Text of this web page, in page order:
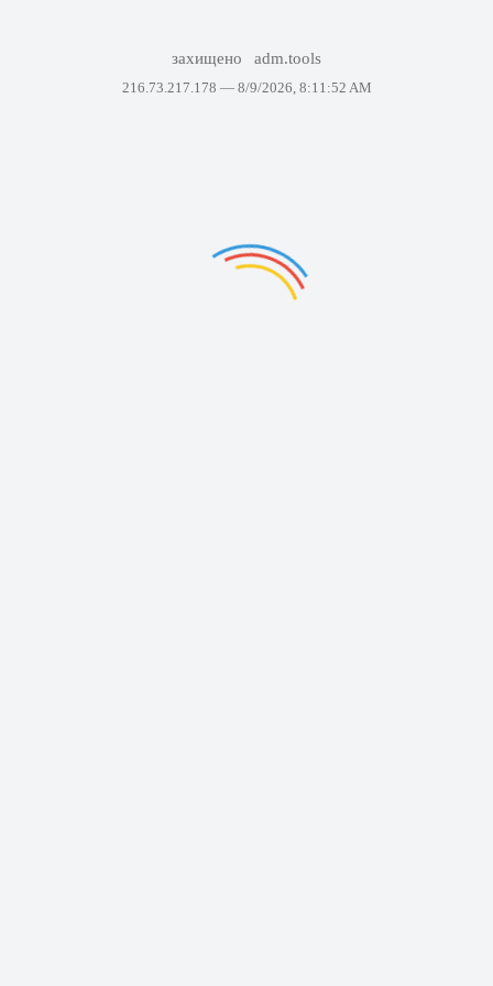
захищено adm.tools
216.73.217.178 — 8/9/2026, 8:11:52 AM